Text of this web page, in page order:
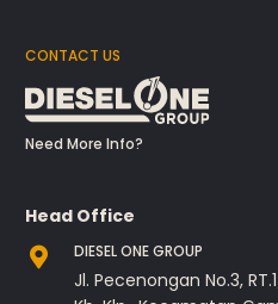
CONTACT US
Need More Info?
Head Office
DIESEL ONE GROUP
Jl. Pecenongan No.3,